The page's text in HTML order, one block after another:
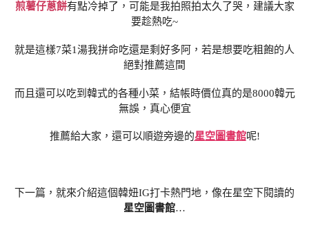
煎薯仔蔥餅有點冷掉了，可能是我拍照拍太久了哭，建議大家
要趁熱吃~
就是這樣7菜1湯我拼命吃還是剩好多阿，若是想要吃粗飽的人
絕對推薦這間
而且還可以吃到韓式的各種小菜，結帳時價位真的是8000韓元
無誤，真心便宜
推薦給大家，還可以順遊旁邊的星空圖書館呢!
下一篇，就來介紹這個韓妞IG打卡熱門地，像在星空下閱讀的
星空圖書館…